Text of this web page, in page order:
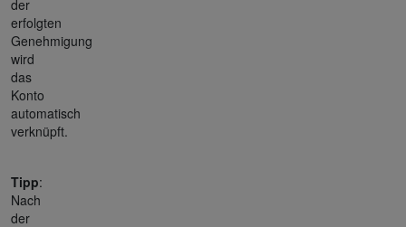
der
erfolgten
Genehmigung
wird
das
Konto
automatisch
verknüpft.
Tipp:
Nach
der